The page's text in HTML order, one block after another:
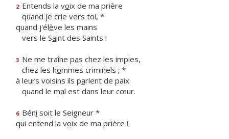
2 Entends la voix de ma prière
quand je crie vers toi, *
quand j'élève les mains
vers le Saint des Saints !
3 Ne me traîne pas chez les impies,
chez les hommes criminels ; *
à leurs voisins ils parlent de paix
quand le mal est dans leur cœur.
6 Béni soit le Seigneur *
qui entend la voix de ma prière !